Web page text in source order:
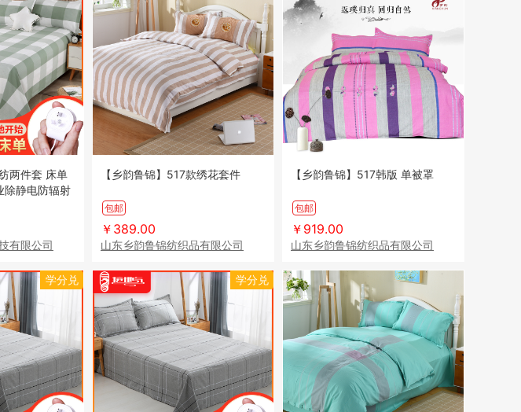
两件套 床单
除静电防辐射
有限公司
【乡韵鲁锦】517款绣花套件
包邮
￥389.00
山东乡韵鲁锦纺织品有限公司
【乡韵鲁锦】517韩版 单被罩
包邮
￥919.00
山东乡韵鲁锦纺织品有限公司
学分兑 学分兑